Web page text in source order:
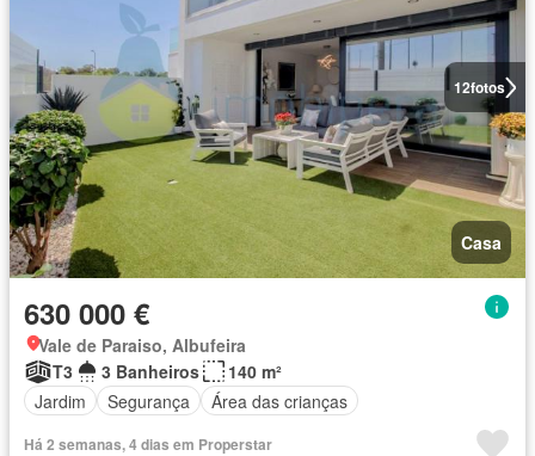
12fotos
Casa
630 000 €
Vale de Paraiso, Albufeira
T3
3 Banheiros
140 m²
Jardim
Segurança Área das crianças
Há 2 semanas, 4 dias em Properstar